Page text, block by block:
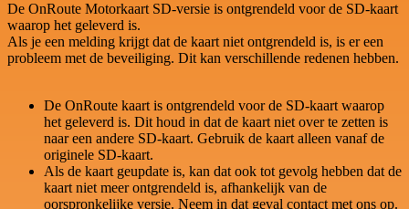
De OnRoute Motorkaart SD-versie is ontgrendeld voor de SD-kaart
waarop het geleverd is.
Als je een melding krijgt dat de kaart niet ontgrendeld is, is er een
probleem met de beveiliging. Dit kan verschillende redenen hebben.
De OnRoute kaart is ontgrendeld voor de SD-kaart waarop
het geleverd is. Dit houd in dat de kaart niet over te zetten is
naar een andere SD-kaart. Gebruik de kaart alleen vanaf de
originele SD-kaart.
Als de kaart geupdate is, kan dat ook tot gevolg hebben dat de
kaart niet meer ontgrendeld is, afhankelijk van de
oorspronkelijke versie. Neem in dat geval contact met ons op.